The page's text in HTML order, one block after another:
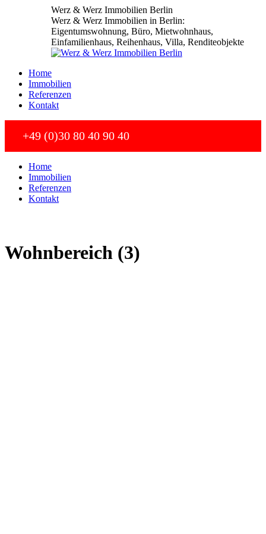
Werz & Werz Immobilien Berlin
Werz & Werz Immobilien in Berlin:
Eigentumswohnung, Büro, Mietwohnhaus,
Einfamilienhaus, Reihenhaus, Villa, Renditeobjekte
Home
Immobilien
Referenzen
Kontakt
+49 (0)30 80 40 90 40
Home
Immobilien
Referenzen
Kontakt
Wohnbereich (3)